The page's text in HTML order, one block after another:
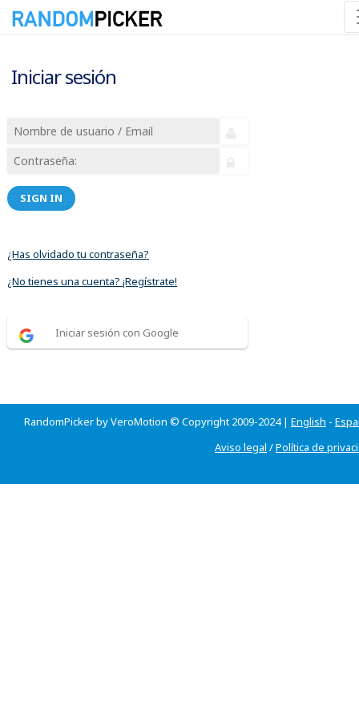
Iniciar sesión
SIGN IN
¿Has olvidado tu contraseña?
¿No tienes una cuenta? ¡Regístrate!
Iniciar sesión con Google
RandomPicker by VeroMotion © Copyright 2009-2024 | English -
Aviso legal /Política de